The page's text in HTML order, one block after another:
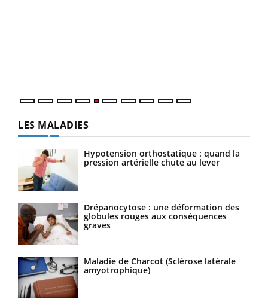
LES MALADIES
Hypotension orthostatique : quand la
pression artérielle chute au lever
Drépanocytose : une déformation des
globules rouges aux conséquences
graves
Maladie de Charcot (Sclérose latérale
amyotrophique)